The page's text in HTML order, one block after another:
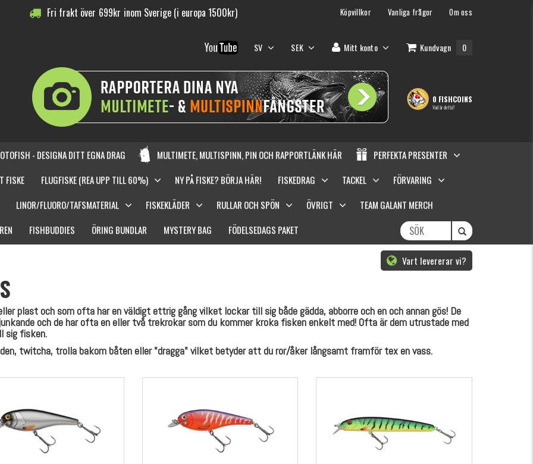
Fri frakt över 699kr inom Sverige (i europa 1500kr) Köpvillkor Vanliga frågor Om oss
SV SEK Mitt konto Kundvagn 0
0 FISHCOINS
Vad är detta?
- DESIGNA DITT EGNA DRAG MULTIMETE, MULTISPINN, PIN OCH RAPPORTLÄNK HÄR
PERFEKTA PRESENTER
FISKE
FLUGFISKE (REA UPP TILL 60%) NY PÅ FISKE? BÖRJA HÄR! FISKEDRAG TACKEL
FÖRVARING
LINOR/FLUORO/TAFSMATERIAL
FISKEKLÄDER RULLAR OCH SPÖN ÖVRIGT
TEAM GALANT MERCH
FISHBUDDIES ÖRING BUNDLAR MYSTERY BAG FÖDELSEDAGS PAKET
Vart levererar vi?
plast och som ofta har en väldigt ettrig gång vilket lockar till sig både gädda, abborre och en och annan gös! De
och de har ofta en eller två trekrokar som du kommer kroka fisken enkelt med! Ofta är dem utrustade med
sig fisken.
twitcha, trolla bakom båten eller "dragga" vilket betyder att du ror/åker långsamt framför tex en vass.